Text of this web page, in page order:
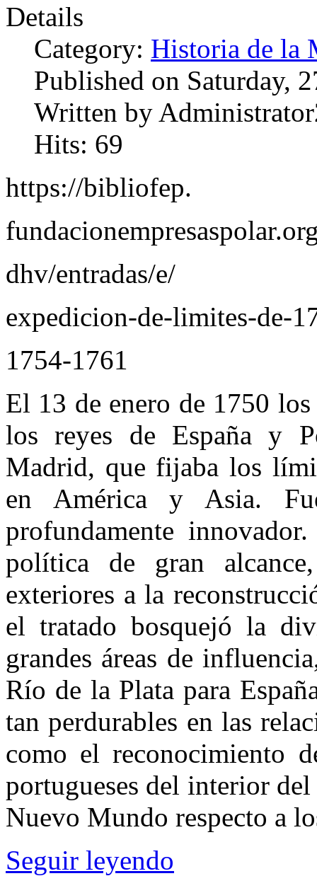
Details
Category: Historia de la
Published on Saturday,
Written by
Hits: 69
https://bibliofep.
dhv/entradas/e/
expedicion-de-limites-de-
1754-1761
El 13 de enero de 1750
los reyes de España y
Madrid, que fijaba los
en América y Asia.
profundamente
política de gran
exteriores a la
el tratado bosquejó la
grandes áreas de
Río de la Plata para
tan perdurables en las
como el reconocimiento
portugueses del interior
Nuevo Mundo respecto a
Seguir leyendo